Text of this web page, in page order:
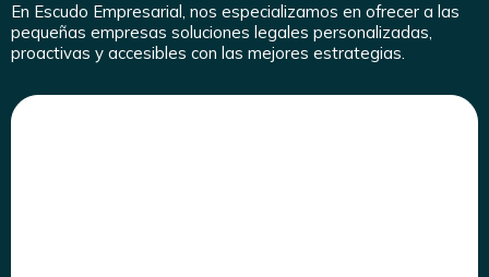
En Escudo Empresarial, nos especializamos en ofrecer a las
pequeñas empresas soluciones legales personalizadas,
proactivas y accesibles con las mejores estrategias.